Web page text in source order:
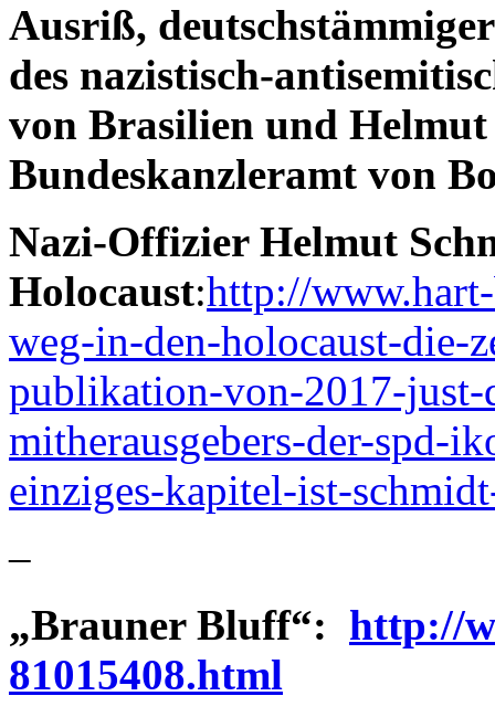
Ausriß,
des nazistisch-
von Brasilien und
Bundeskanzleramt von
Nazi-Offizier Helmut
Holocaust:http://
weg-in-den-holocaust-die-
publikation-von-2017-just-
mitherausgebers-der-spd-
einziges-kapitel-ist-
–
„Brauner Bluff“: http://
81015408.html